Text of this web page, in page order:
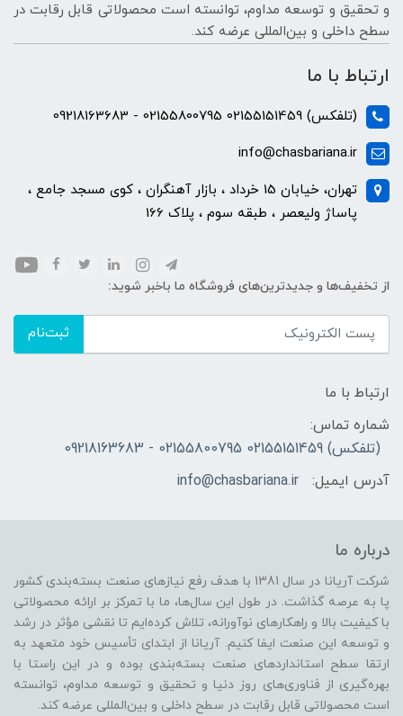
و تحقیق و توسعه مداوم، توانسته است محصولاتی قابل رقابت در
سطح داخلی و بین‌المللی عرضه کند.
ارتباط با ما
(تلفکس) 02155151459 02155800795 - 09218163683
info@chasbariana.ir
تهران، خیابان 15 خرداد ، بازار آهنگران ، کوی مسجد جامع ،
پاساژ ولیعصر ، طبقه سوم ، پلاک 166
از تخفیف‌ها و جدیدترین‌های فروشگاه ما باخبر شوید:
ثبت‌نام
ارتباط با ما
شماره تماس:
(تلفکس) 02155151459 02155800795 - 09218163683
آدرس ایمیل:
info@chasbariana.ir
درباره ما
شرکت آریانا در سال 1381 با هدف رفع نیازهای صنعت بسته‌بندی کشور
پا به عرصه گذاشت. در طول این سال‌ها، ما با تمرکز بر ارائه محصولاتی
با کیفیت بالا و راهکارهای نوآورانه، تلاش کرده‌ایم تا نقشی مؤثر در رشد
و توسعه این صنعت ایفا کنیم. آریانا از ابتدای تأسیس خود متعهد به
ارتقا سطح استانداردهای صنعت بسته‌بندی بوده و در این راستا با
بهره‌گیری از فناوری‌های روز دنیا و تحقیق و توسعه مداوم، توانسته
است محصولاتی قابل رقابت در سطح داخلی و بین‌المللی عرضه کند.